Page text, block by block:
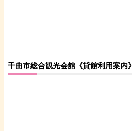
千曲市総合観光会館《貸館利用案内》